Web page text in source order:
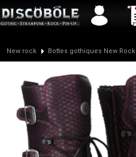
Service client 04 50 26 57 88
New rock Bottes gothiques New Rock